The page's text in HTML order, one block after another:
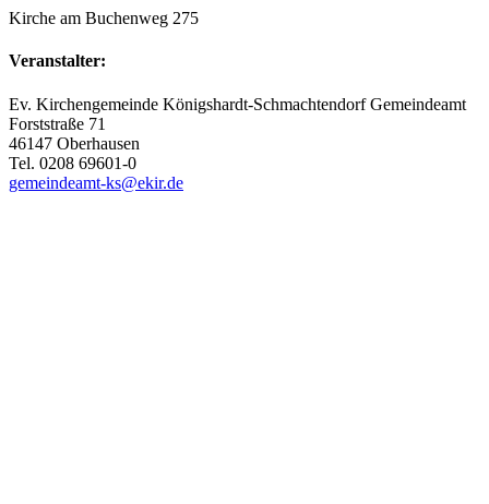
Kirche am Buchenweg 275
Veranstalter:
Ev. Kirchengemeinde Königshardt-Schmachtendorf Gemeindeamt
Forststraße 71
46147 Oberhausen
Tel. 0208 69601-0
gemeindeamt-ks@ekir.de